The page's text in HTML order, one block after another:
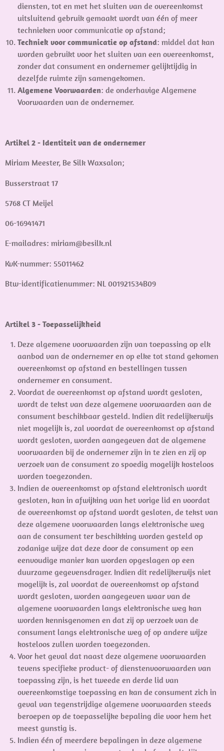
diensten, tot en met het sluiten van de overeenkomst
uitsluitend gebruik gemaakt wordt van één of meer
technieken voor communicatie op afstand;
Techniek voor communicatie op afstand: middel dat kan
worden gebruikt voor het sluiten van een overeenkomst,
zonder dat consument en ondernemer gelijktijdig in
dezelfde ruimte zijn samengekomen.
Algemene Voorwaarden: de onderhavige Algemene
Voorwaarden van de ondernemer.
Artikel 2 - Identiteit van de ondernemer
Miriam Meester, Be Silk Waxsalon;
Busserstraat 17
5768 CT Meijel
06-16941471
E-mailadres: miriam@besilk.nl
KvK-nummer: 55011462
Btw-identificatienummer: NL 001921534B09
Artikel 3 - Toepasselijkheid
Deze algemene voorwaarden zijn van toepassing op elk
aanbod van de ondernemer en op elke tot stand gekomen
overeenkomst op afstand en bestellingen tussen
ondernemer en consument.
Voordat de overeenkomst op afstand wordt gesloten,
wordt de tekst van deze algemene voorwaarden aan de
consument beschikbaar gesteld. Indien dit redelijkerwijs
niet mogelijk is, zal voordat de overeenkomst op afstand
wordt gesloten, worden aangegeven dat de algemene
voorwaarden bij de ondernemer zijn in te zien en zij op
verzoek van de consument zo spoedig mogelijk kosteloos
worden toegezonden.
Indien de overeenkomst op afstand elektronisch wordt
gesloten, kan in afwijking van het vorige lid en voordat
de overeenkomst op afstand wordt gesloten, de tekst van
deze algemene voorwaarden langs elektronische weg
aan de consument ter beschikking worden gesteld op
zodanige wijze dat deze door de consument op een
eenvoudige manier kan worden opgeslagen op een
duurzame gegevensdrager. Indien dit redelijkerwijs niet
mogelijk is, zal voordat de overeenkomst op afstand
wordt gesloten, worden aangegeven waar van de
algemene voorwaarden langs elektronische weg kan
worden kennisgenomen en dat zij op verzoek van de
consument langs elektronische weg of op andere wijze
kosteloos zullen worden toegezonden.
Voor het geval dat naast deze algemene voorwaarden
tevens specifieke product- of dienstenvoorwaarden van
toepassing zijn, is het tweede en derde lid van
overeenkomstige toepassing en kan de consument zich in
geval van tegenstrijdige algemene voorwaarden steeds
beroepen op de toepasselijke bepaling die voor hem het
meest gunstig is.
Indien één of meerdere bepalingen in deze algemene